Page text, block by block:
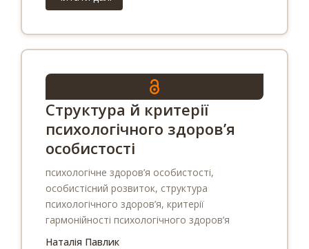
Структура й критерії
психологічного здоров’я
особистості
психологічне здоров’я особистості,
особистісний розвиток, структура
психологічного здоров’я, критерії
гармонійності психологічного здоров’я
Наталія Павлик